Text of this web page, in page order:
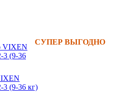
СУПЕР ВЫГОДНО
(9-36 кг)